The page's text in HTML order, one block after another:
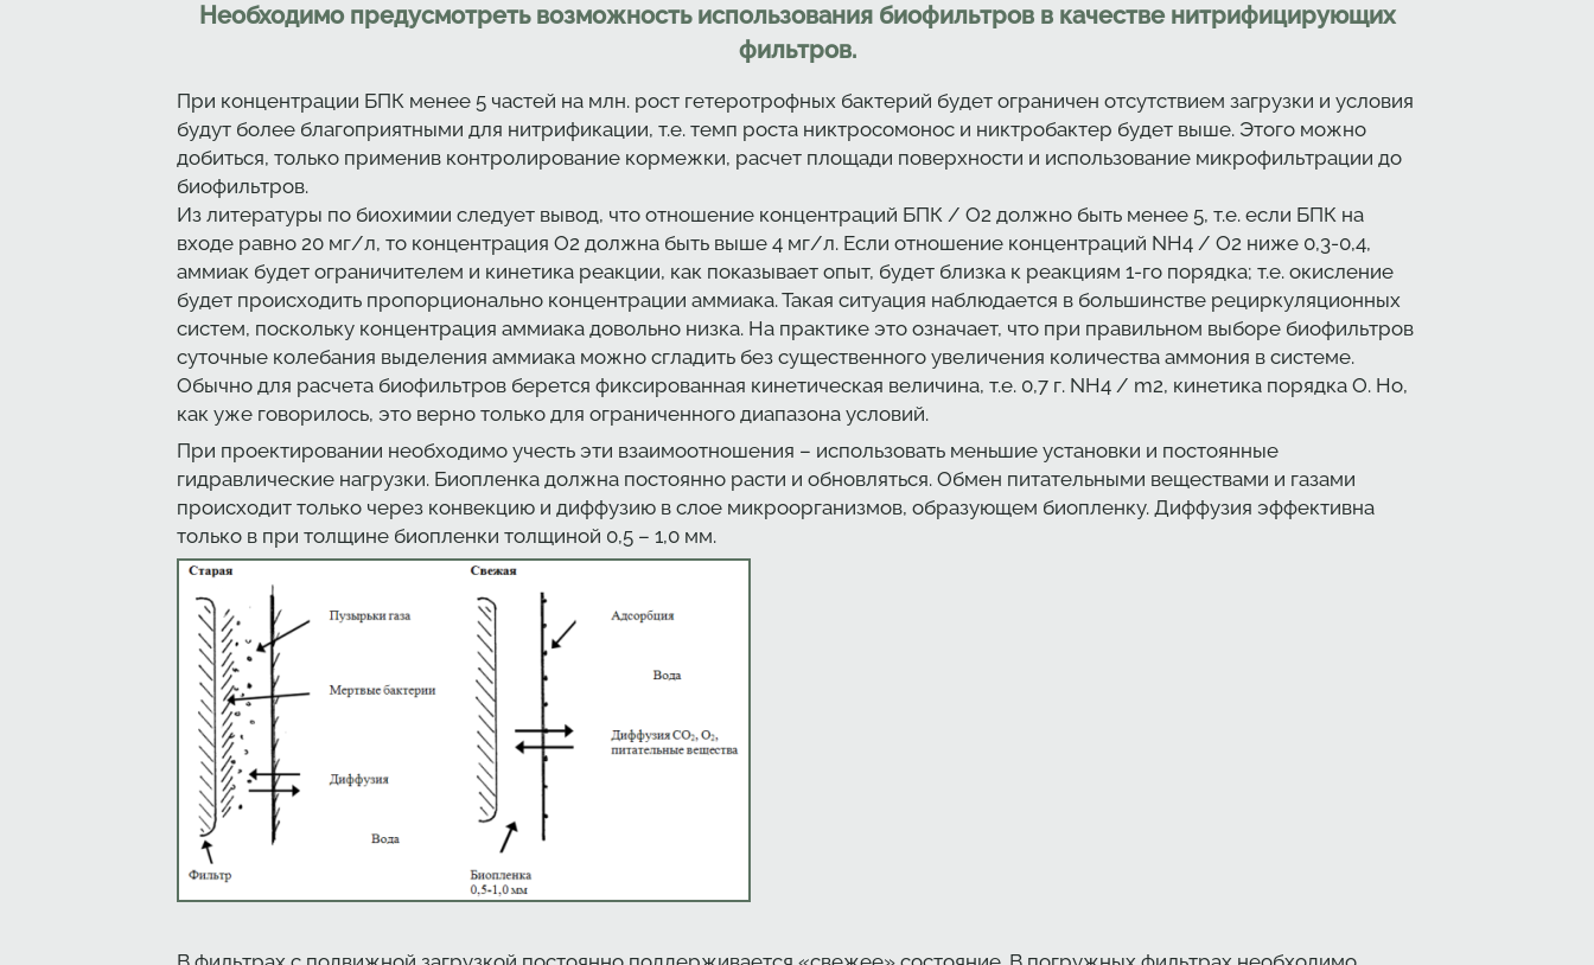
Необходимо предусмотреть возможность использования биофильтров в качестве нитрифицирующих
фильтров.
При концентрации БПК менее 5 частей на млн. рост гетеротрофных бактерий будет ограничен отсутствием загрузки и условия
будут более благоприятными для нитрификации, т.е. темп роста никтросомонос и никтробактер будет выше. Этого можно
добиться, только применив контролирование кормежки, расчет площади поверхности и использование микрофильтрации до
биофильтров.
Из литературы по биохимии следует вывод, что отношение концентраций БПК / О2 должно быть менее 5, т.е. если БПК на
входе равно 20 мг/л, то концентрация О2 должна быть выше 4 мг/л. Если отношение концентраций NH4 / O2 ниже 0,3-0,4,
аммиак будет ограничителем и кинетика реакции, как показывает опыт, будет близка к реакциям 1-го порядка; т.е. окисление
будет происходить пропорционально концентрации аммиака. Такая ситуация наблюдается в большинстве рециркуляционных
систем, поскольку концентрация аммиака довольно низка. На практике это означает, что при правильном выборе биофильтров
суточные колебания выделения аммиака можно сгладить без существенного увеличения количества аммония в системе.
Обычно для расчета биофильтров берется фиксированная кинетическая величина, т.е. 0,7 г. NH4 / m2, кинетика порядка О. Но,
как уже говорилось, это верно только для ограниченного диапазона условий.
При проектировании необходимо учесть эти взаимоотношения – использовать меньшие установки и постоянные
гидравлические нагрузки. Биопленка должна постоянно расти и обновляться. Обмен питательными веществами и газами
происходит только через конвекцию и диффузию в слое микроорганизмов, образующем биопленку. Диффузия эффективна
только в при толщине биопленки толщиной 0,5 – 1,0 мм.